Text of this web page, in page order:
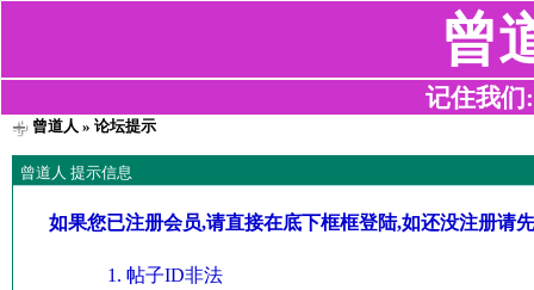
曾
记住我们
曾道人 » 论坛提示
曾道人 提示信息
如果您已注册会员,请直接在底下框框登陆,如还没注册请
帖子ID非法